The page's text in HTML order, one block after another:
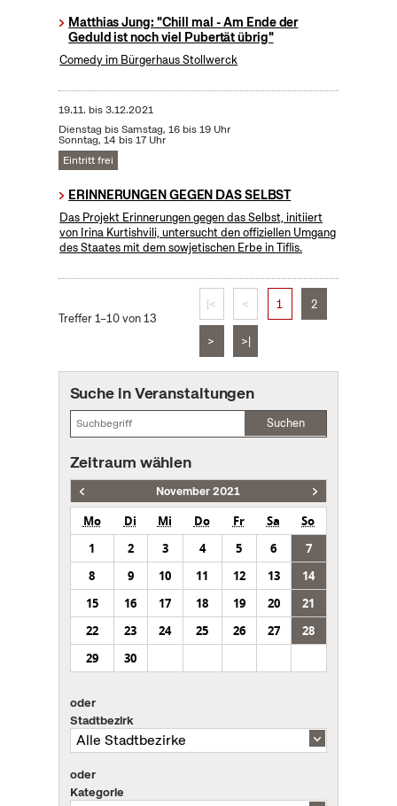
Matthias Jung: "Chill mal - Am Ende der
Geduld ist noch viel Pubertät übrig"
Comedy im Bürgerhaus Stollwerck
19.11. bis3.12.2021
Dienstag bis Samstag, 16 bis 19 Uhr
Sonntag, 14 bis 17 Uhr
Eintritt frei
ERINNERUNGEN GEGEN DAS SELBST
Das Projekt Erinnerungen gegen das Selbst, initiiert
von Irina Kurtishvili, untersucht den offiziellen Umgang
des Staates mit dem sowjetischen Erbe in Tiflis.
Treffer 1–10 von 13
|< < 1 2
> >|
Suche in Veranstaltungen
Suchen
Zeitraum wählen
November 2021
Mo Di Mi Do Fr Sa
So
1
2 3 4 5 6
7
8
9 10 11 12 13
14
15
16 17 18 19 20
21
22
23 24 25 26 27
28
29
30
oder
Stadtbezirk
oder
Kategorie